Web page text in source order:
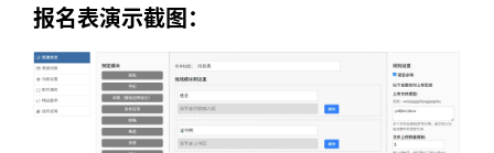
报名表演示截图：